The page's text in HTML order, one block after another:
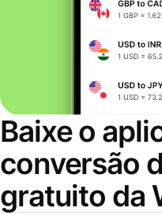
Baixe o
conversão
gratuito da